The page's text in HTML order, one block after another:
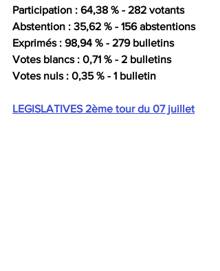
Participation : 64,38 % - 282 votants
Abstention : 35,62 % - 156 abstentions
Exprimés : 98,94 % - 279 bulletins
Votes blancs : 0,71 % - 2 bulletins
Votes nuls : 0,35 % - 1 bulletin
LEGISLATIVES 2ème tour du 07 juillet